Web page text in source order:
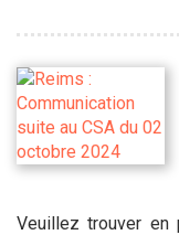
Veuillez trouver en